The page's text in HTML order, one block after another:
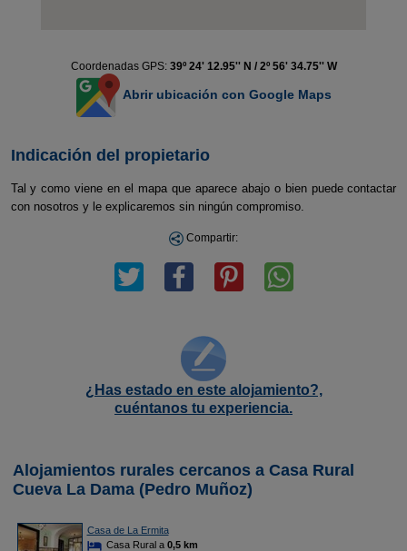
Coordenadas GPS: 39º 24' 12.95'' N / 2º 56' 34.75'' W
Abrir ubicación con Google Maps
Indicación del propietario
Tal y como viene en el mapa que aparece abajo o bien puede contactar
con nosotros y le explicaremos sin ningún compromiso.
Compartir:
¿Has estado en este alojamiento?,
cuéntanos tu experiencia.
Alojamientos rurales cercanos a Casa Rural
Cueva La Dama (Pedro Muñoz)
Casa de La Ermita
Casa Rural a 0,5 km